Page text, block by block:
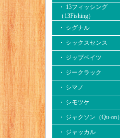
・ 13フィッシング
（13Fishing）
・ シグナル
・ シックスセンス
・ ジップベイツ
・ ジークラック
・ シマノ
・ シモツケ
・ ジャクソン（Qu-on）
・ ジャッカル